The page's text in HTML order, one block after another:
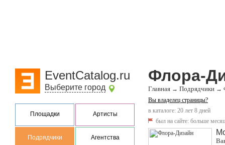
EventCatalog.ru
Выберите город
Площадки Артисты
Подрядчики Агентства
Флора-
Главная → Подрядчики →
Вы владелец страницы?
в каталоге: 20 лет 8 дней
был на сайте: больше